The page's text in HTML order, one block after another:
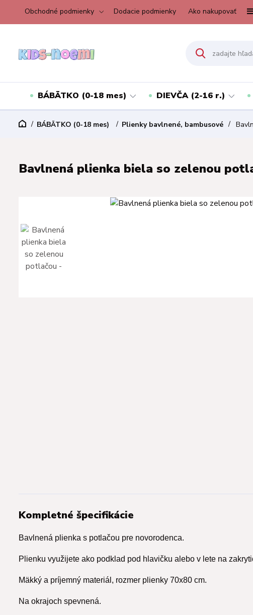
Obchodné podmienky Dodacie podmienky Ako nakupovať
BÁBÄTKO (0-18 mes) DIEVČA (2-16 r.)
BÁBÄTKO (0-18 mes) Plienky bavlnené, bambusové
Bavlnená plienka biela so zelenou
Kompletné špecifikácie
Bavlnená plienka s potlačou pre novorodenca.
Plienku využijete ako podklad pod hlavičku alebo v lete na
Mäkký a príjemný materiál, rozmer plienky 70x80 cm.
Na okrajoch spevnená.